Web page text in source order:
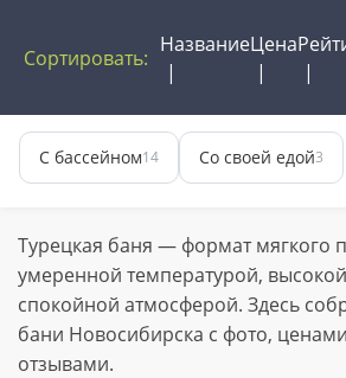
Сортировать:
НазваниеЦена
С бассейном14 Со своей едой3
Турецкая баня — формат мягкого
умеренной температурой,
спокойной атмосферой. Здесь
бани Новосибирска с фото,
отзывами.